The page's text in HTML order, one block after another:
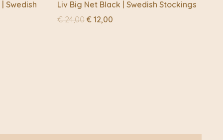
Swedish
Liv Big Net Black | Swedish Stockings
€24,00 Oorspronkelijke
€ 12,00